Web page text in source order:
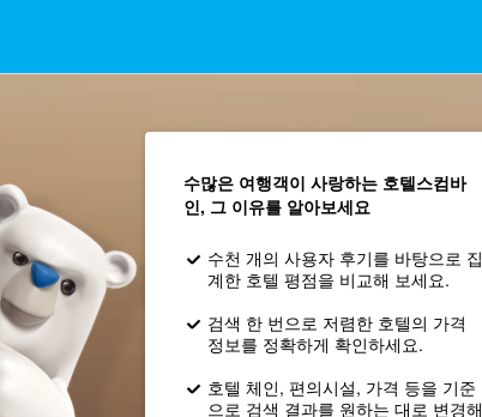
수많은 여행객이 사랑하는 호텔스컴바
인, 그 이유를 알아보세요
수천 개의 사용자 후기를 바탕으로 집
계한 호텔 평점을 비교해 보세요.
검색 한 번으로 저렴한 호텔의 가격
정보를 정확하게 확인하세요.
호텔 체인, 편의시설, 가격 등을 기준
으로 검색 결과를 원하는 대로 변경해